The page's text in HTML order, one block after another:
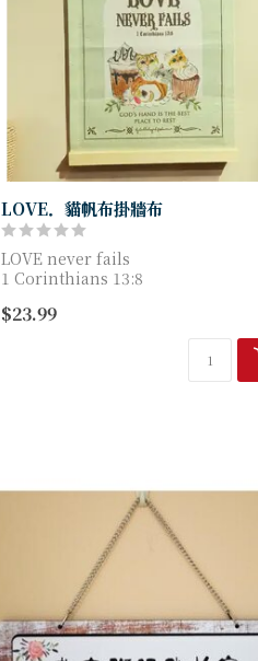
LOVE．貓帆布掛牆布
LOVE never fails
1 Corinthians 13:8
尺寸: 30x40cm
$23.99